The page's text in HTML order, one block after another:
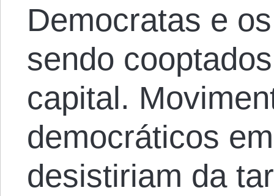
Democratas e
sendo
capital.
democráticos
desistiriam da